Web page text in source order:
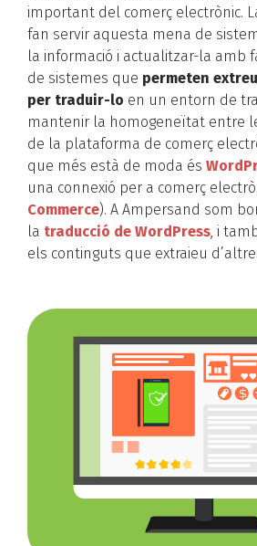
important del comerç electrònic.
fan servir aquesta mena de
la informació i actualitzar-la amb
de sistemes que permeten
per traduir-lo en un entorn de
mantenir la homogeneïtat entre
de la plataforma de comerç
que més està de moda és
una connexió per a comerç
Commerce). A Ampersand som
la traducció de WordPress , i
els continguts que extraieu